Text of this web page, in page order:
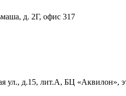
д. 2Г, офис 317
ул., д.15, лит.А, БЦ «Аквилон»,